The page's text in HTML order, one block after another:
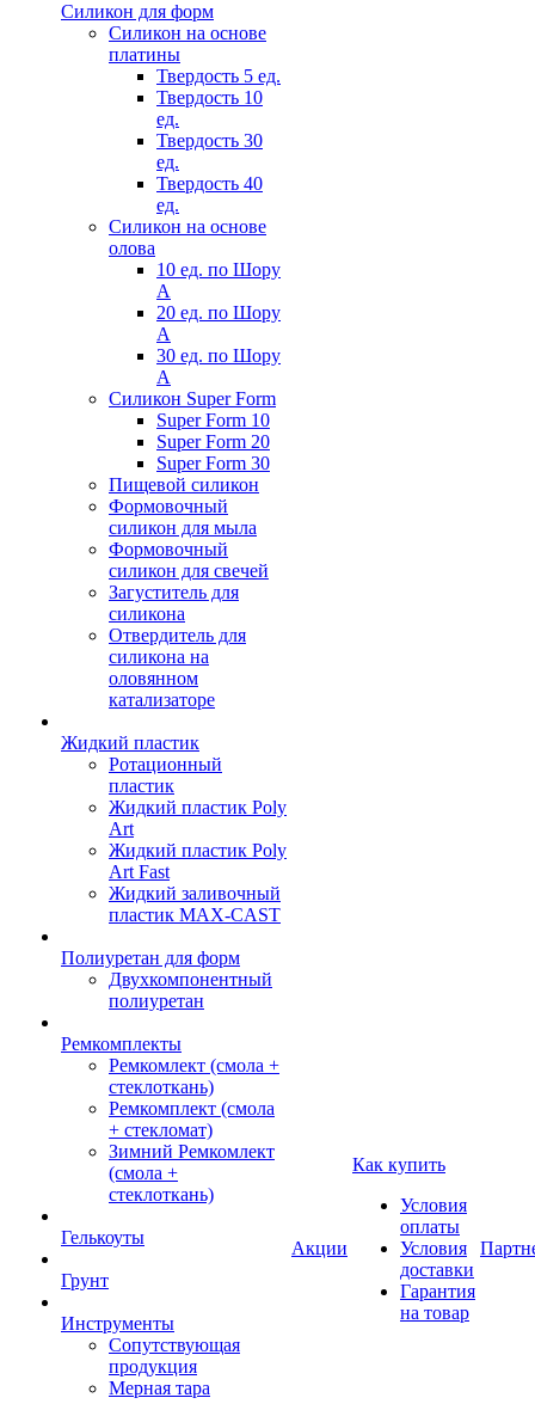
Силикон для форм
Силикон на основе
платины
Твердость 5 ед.
Твердость 10
ед.
Твердость 30
ед.
Твердость 40
ед.
Силикон на основе
олова
10 ед. по Шору
А
20 ед. по Шору
А
30 ед. по Шору
А
Силикон Super Form
Super Form 10
Super Form 20
Super Form 30
Пищевой силикон
Формовочный
силикон для мыла
Формовочный
силикон для свечей
Загуститель для
силикона
Отвердитель для
силикона на
оловянном
катализаторе
Жидкий пластик
Ротационный
пластик
Жидкий пластик Poly
Art
Жидкий пластик Poly
Art Fast
Жидкий заливочный
пластик MAX-CAST
Полиуретан для форм
Двухкомпонентный
полиуретан
Ремкомплекты
Ремкомлект (смола +
стеклоткань)
Ремкомплект (смола
+ стекломат)
Зимний Ремкомлект
(смола +
стеклоткань)
Гелькоуты
Грунт
Инструменты
Сопутствующая
продукция
Мерная тара
Акции
Как купить
Условия
оплаты
Условия
доставки
Гарантия
на товар